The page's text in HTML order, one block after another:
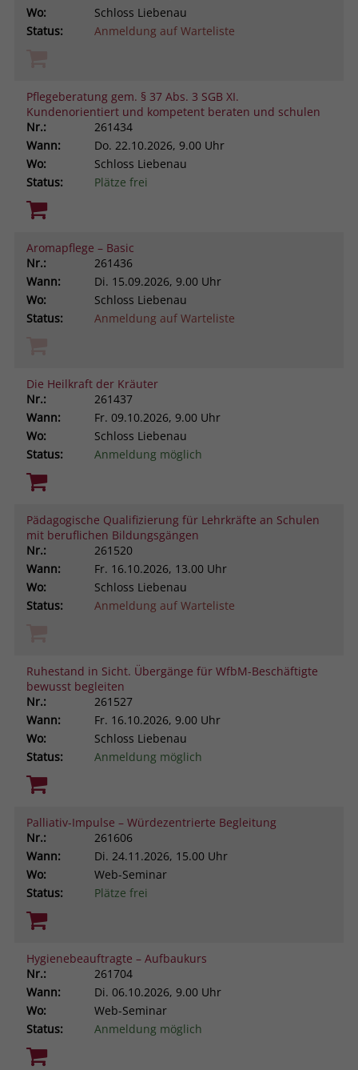
Wo:
Schloss Liebenau
Status:
Anmeldung auf Warteliste
Pflegeberatung gem. § 37 Abs. 3 SGB XI.
Kundenorientiert und kompetent beraten und schulen
Nr.:
261434
Wann:
Do. 22.10.2026, 9.00 Uhr
Wo:
Schloss Liebenau
Status:
Plätze frei
Aromapflege – Basic
Nr.:
261436
Wann:
Di. 15.09.2026, 9.00 Uhr
Wo:
Schloss Liebenau
Status:
Anmeldung auf Warteliste
Die Heilkraft der Kräuter
Nr.:
261437
Wann:
Fr. 09.10.2026, 9.00 Uhr
Wo:
Schloss Liebenau
Status:
Anmeldung möglich
Pädagogische Qualifizierung für Lehrkräfte an Schulen
mit beruflichen Bildungsgängen
Nr.:
261520
Wann:
Fr. 16.10.2026, 13.00 Uhr
Wo:
Schloss Liebenau
Status:
Anmeldung auf Warteliste
Ruhestand in Sicht. Übergänge für WfbM-Beschäftigte
bewusst begleiten
Nr.:
261527
Wann:
Fr. 16.10.2026, 9.00 Uhr
Wo:
Schloss Liebenau
Status:
Anmeldung möglich
Palliativ-Impulse – Würdezentrierte Begleitung
Nr.:
261606
Wann:
Di. 24.11.2026, 15.00 Uhr
Wo:
Web-Seminar
Status:
Plätze frei
Hygienebeauftragte – Aufbaukurs
Nr.:
261704
Wann:
Di. 06.10.2026, 9.00 Uhr
Wo:
Web-Seminar
Status:
Anmeldung möglich